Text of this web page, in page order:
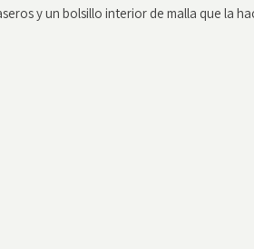
y un bolsillo interior de malla que la